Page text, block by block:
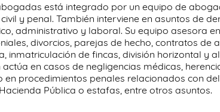
está integrado por un equipo de
y penal. También interviene en asuntos de
administrativo y laboral. Su equipo asesora
divorcios, parejas de hecho, contratos de
inmatriculación de fincas, división horizontal y
actúa en casos de negligencias médicas,
en procedimientos penales relacionados con
Pública o estafas, entre otros asuntos.